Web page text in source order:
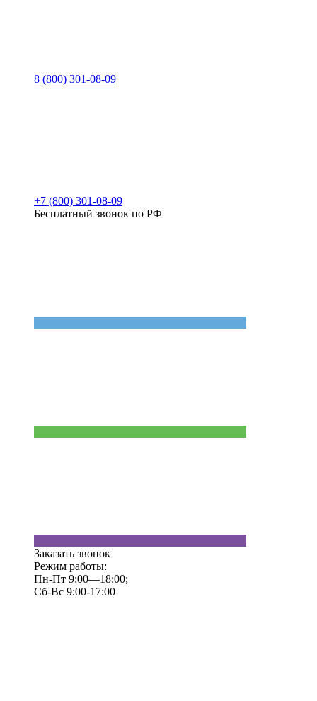
8 (800) 301-08-09
+7 (800) 301-08-09
Бесплатный звонок по РФ
Заказать звонок
Режим работы:
Пн-Пт 9:00—18:00;
Сб-Вс 9:00-17:00